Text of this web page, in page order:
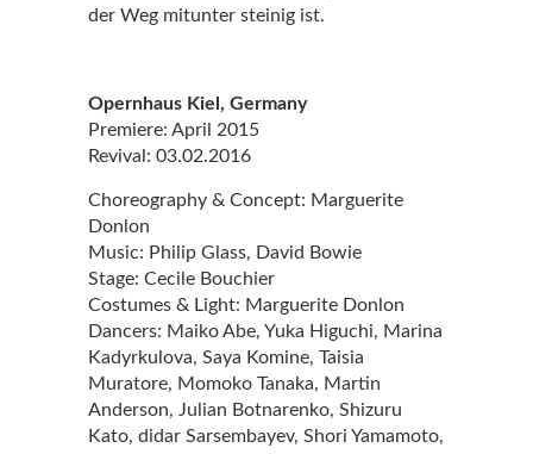
der Weg mitunter steinig ist.
Opernhaus Kiel, Germany
Premiere: April 2015
Revival: 03.02.2016
Choreography & Concept: Marguerite
Donlon
Music: Philip Glass, David Bowie
Stage: Cecile Bouchier
Costumes & Light: Marguerite Donlon
Dancers: Maiko Abe, Yuka Higuchi, Marina
Kadyrkulova, Saya Komine, Taisia
Muratore, Momoko Tanaka, Martin
Anderson, Julian Botnarenko, Shizuru
Kato, didar Sarsembayev, Shori Yamamoto,